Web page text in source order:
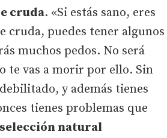
cruda. «Si estás sano, eres
cruda, puedes tener algunos
muchos pedos. No será
te vas a morir por ello. Sin
y además tienes
tienes problemas que
selección natural